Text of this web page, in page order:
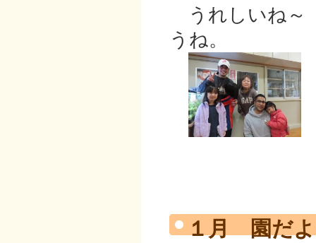
うれしいね～
うね。
１月 園だ